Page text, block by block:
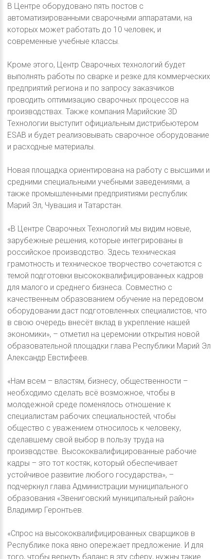
В Центре оборудовано пять постов с
автоматизированными сварочными аппаратами, на
которых может работать до 10 человек, и
современные учебные классы.
Кроме этого, Центр Сварочных технологий будет
выполнять работы по сварке и резке для коммерческих
предприятий региона и по запросу заказчиков
проводить оптимизацию сварочных процессов на
производствах. Также компания Марийские 3D
Технологии выступит официальным дистрибьютером
ESAB и будет реализовывать сварочное оборудование
и расходные материалы.
Новая площадка ориентирована на работу с высшими и
средними специальными учебными заведениями, а
также промышленными предприятиями республик
Марий Эл, Чувашия и Татарстан.
«В Центре Сварочных Технологий мы видим новые,
зарубежные решения, которые интегрированы в
российское производство. Здесь техническая
грамотность и техническое творчество сочетаются с
темой подготовки высококвалифицированных кадров
для малого и среднего бизнеса. Совместно с
качественным образованием обучение на передовом
оборудовании даст подготовленных специалистов, что
в свою очередь внесёт вклад в укрепление нашей
экономики», – отметил на церемонии открытия новой
образовательной площадки глава Республики Марий Эл
Александр Евстифеев.
«Нам всем – властям, бизнесу, общественности –
необходимо сделать всё возможное, чтобы в
молодежной среде поменялось отношение к
специалистам рабочих специальностей, чтобы
общество с уважением относилось к человеку,
сделавшему свой выбор в пользу труда на
производстве. Высококвалифицированные рабочие
кадры – это тот костяк, который обеспечивает
устойчивое развитие любого государства», –
подчеркнул глава Администрации муниципального
образования «Звениговский муниципальный район»
Владимир Геронтьев.
«Спрос на высококвалифицированных сварщиков в
Республике пока явно опережает предложение. И для
того, чтобы вернуть баланс в эту сферу, нужны такие